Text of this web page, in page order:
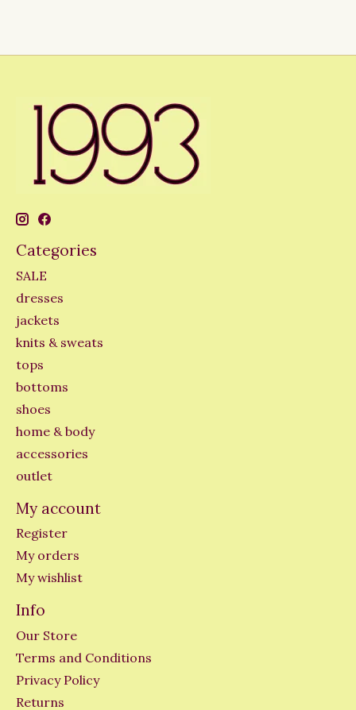
Categories
SALE
dresses
jackets
knits & sweats
tops
bottoms
shoes
home & body
accessories
outlet
My account
Register
My orders
My wishlist
Info
Our Store
Terms and Conditions
Privacy Policy
Returns